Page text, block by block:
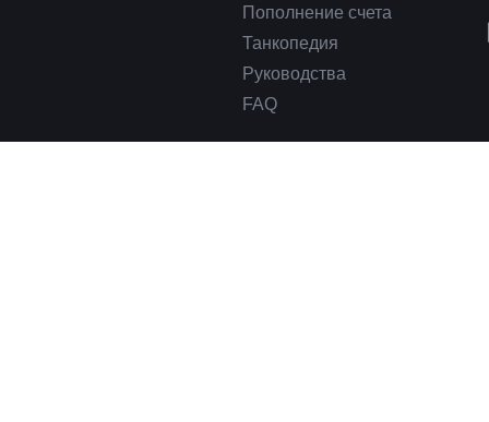
Пополнение счета
Танкопедия
Руководства
FAQ